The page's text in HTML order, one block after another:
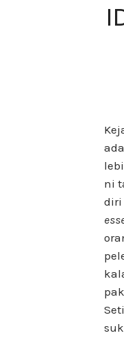
ni
diri